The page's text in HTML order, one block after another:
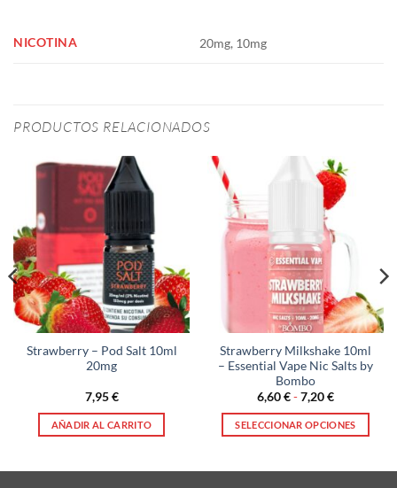
NICOTINA 20mg, 10mg
PRODUCTOS RELACIONADOS
Strawberry – Pod Salt 10ml
20mg
7,95€
AÑADIR AL CARRITO
Strawberry Milkshake 10ml
– Essential Vape Nic Salts by
Bombo
6,60€-7,20€Rango
precios:
desde
SELECCIONAR OPCIONES